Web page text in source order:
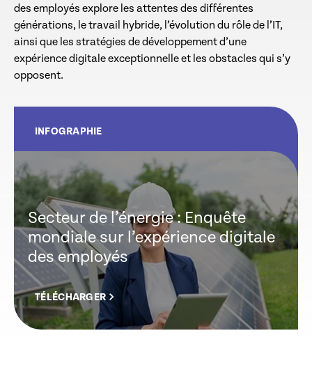
des employés explore les attentes des différentes
générations, le travail hybride, l’évolution du rôle de l’IT,
ainsi que les stratégies de développement d’une
expérience digitale exceptionnelle et les obstacles qui s’y
opposent.
INFOGRAPHIE
Secteur de l’énergie : Enquête
mondiale sur l’expérience digitale
des employés
TÉLÉCHARGER